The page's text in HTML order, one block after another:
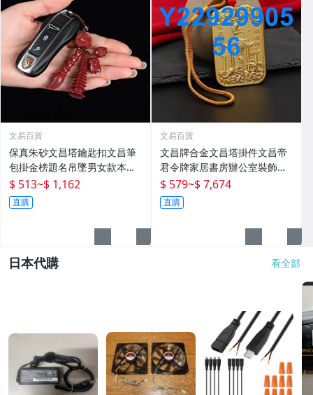
文易百貨
保真朱砂文昌塔鑰匙扣文昌筆
包掛金榜題名吊墜男女款本命
年轉運珠
$ 513~$ 1,162
直購
文易百貨
文昌牌合金文昌塔掛件文昌帝
君令牌家居書房辦公室裝飾禮
品擺件
$ 579~$ 7,674
直購
日本代購 看全部